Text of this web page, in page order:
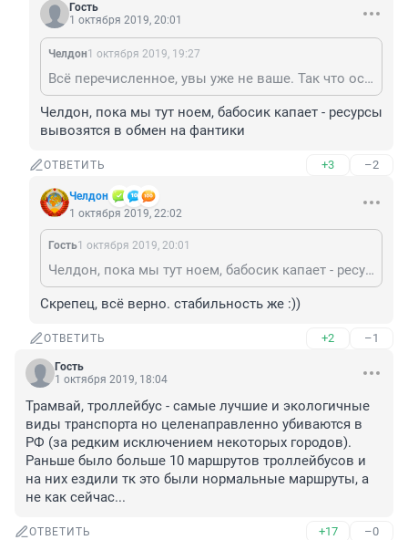
Гость
1 октября 2019, 20:01
Челдон1 октября 2019, 19:27
Всё перечисленное, увы уже не ваше. Так что оставьте эти претензии к частному капиталу.. Они лучше знают, кому и как им выгоднее продавать.. И по-чём..
Челдон, пока мы тут ноем, бабосик капает - ресурсы
вывозятся в обмен на фантики
ОТВЕТИТЬ +3 –2
Челдон
1 октября 2019, 22:02
Гость1 октября 2019, 20:01
Челдон, пока мы тут ноем, бабосик капает - ресурсы вывозятся в обмен на фантики
Скрепец, всё верно. стабильность же :))
ОТВЕТИТЬ +2 –1
Гость
1 октября 2019, 18:04
Трамвай, троллейбус - самые лучшие и экологичные
виды транспорта но целенаправленно убиваются в
РФ (за редким исключением некоторых городов).
Раньше было больше 10 маршрутов троллейбусов и
на них ездили тк это были нормальные маршруты, а
не как сейчас...
ОТВЕТИТЬ +17 –0